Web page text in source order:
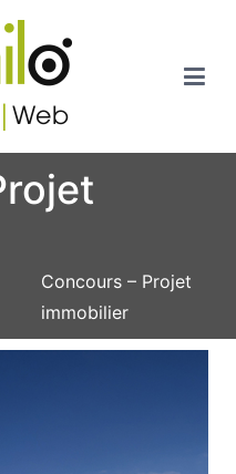
synthèse, Graphic design et
Concours – Projet
immobilier